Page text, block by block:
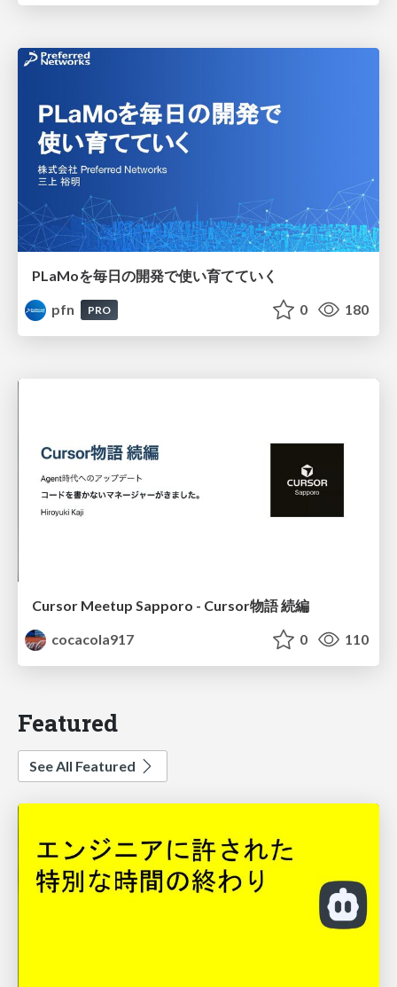
PLaMoを毎日の開発で使い育てていく
pfn
PRO 0 180
Cursor Meetup Sapporo - Cursor物語 続編
cocacola917
0 110
Featured
See All Featured